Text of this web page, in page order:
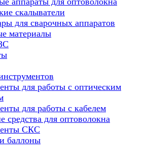
скалыватели
для сварочных аппаратов
материалы
для работы с оптическим
для работы с кабелем
средства для оптоволокна
СКС
баллоны